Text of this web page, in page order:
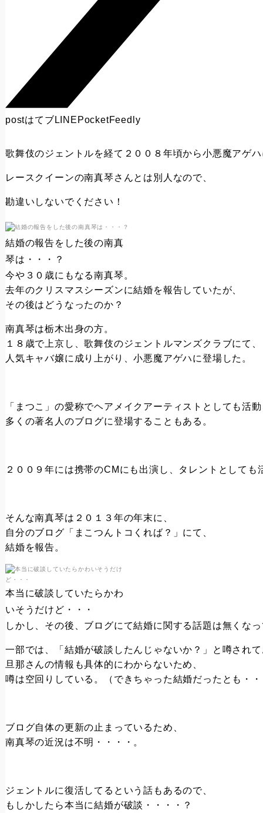
postはてブ LINE PocketFeedly
歌舞伎のジェントルを経て２００８年頃から小悪魔アゲ
レースクイーンの南真琴さんとは別人なので、
勘違いしないでください！
結婚の報告をした後の南真
琴は・・・？
今や３０歳にもなる南真琴。
去年のクリスマスシーズンに結婚を報告していたが、
その後はどうなったのか？
南真琴は栃木出身の方。
１８歳で上京し、歌舞伎のジェントルマンズクラブにて、
人気キャバ嬢に成り上がり、小悪魔アゲハに登場した。
「まつこ」の愛称でヘアメイクアーティストとしても活
多くの著名人のブログに登場することもある。
２００９年には携帯のCMにも出演し、タレントとしても
そんな南真琴は２０１３年の年末に、
自分のブログ「まこつんトコくれば？」にて、
結婚を報告。
本当に破談していたらかわ
いそうだけど・・・
しかし、その後、ブログにて結婚に関する話題は無くな
一部では、「結婚が破談したんじゃないか？」と噂され
旦那さんの情報も具体的にわからないため、
噂は空回りしている。（できちゃった結婚だったとも・
ブログ自体の更新の止まっているため、
南真琴の近況は不明・・・・。
ジェントルに復活してるという話もあるので、
もしかしたら本当に結婚が破談・・・・？